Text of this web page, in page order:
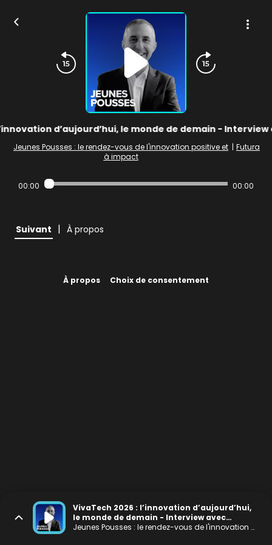
d’aujourd’hui, le monde de demain -
Jeunes Pousses : le rendez-vous de l'innovation positive et
à impact
| Futura
00:00 00:00
Suivant | À propos
À propos Choix de consentement
VivaTech 2026 : l’innovation d’aujourd’hui,
le monde de demain - Interview avec
François Bitouzet (VivaTech)
Jeunes Pousses : le rendez-vous de l'innovation positive et à impact